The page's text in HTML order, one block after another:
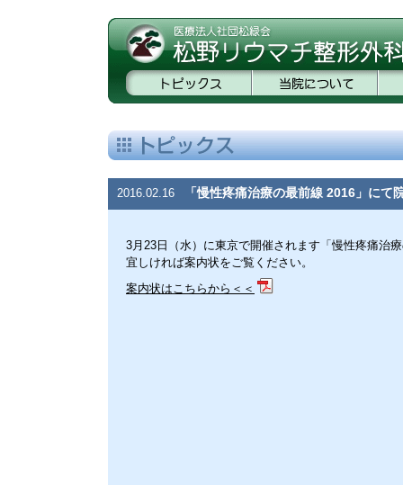
2016.02.16 「慢性疼痛治療の最前線 2016」にて
3月23日（水）に東京で開催されます「慢性疼痛治
宜しければ案内状をご覧ください。
案内状はこちらから＜＜